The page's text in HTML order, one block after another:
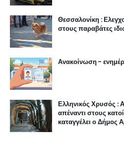
Θεσσαλονίκη :
στους παραβάτες
Ανακοίνωση -
Ελληνικός Χρυσός :
απέναντι στους
καταγγέλει ο Δήμος